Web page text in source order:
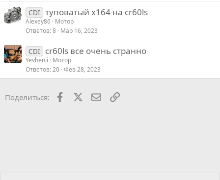
CDI туповатый x164 на cr60ls
Alexey86 Мотор
Ответов 8 Мар 16, 2023
CDI cr60ls все очень странно
Yevhenii
Мотор
Ответов 20 Фев 28, 2023
Поделиться: Facebook ПочтаСсылкой